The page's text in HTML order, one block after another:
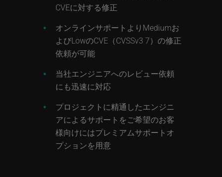
CVEに対する修正
オンラインサポートよりMediumお
よびLowのCVE（CVSSv3 7）の修正
依頼が可能
当社エンジニアへのレビュー依頼
にも迅速に対応
プロジェクトに精通したエンジニ
アによるサポートをご希望のお客
様向けにはプレミアムサポートオ
プションを用意